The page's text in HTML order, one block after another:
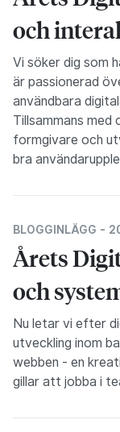
och
Vi söker dig som
är passionerad
användbara
Tillsammans
formgivare och
bra
BLOGGINLÄGG -
Årets
och
Nu letar vi efter
utveckling inom
webben - en
gillar att jobba i